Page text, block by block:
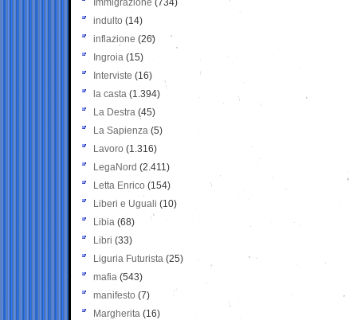
Immigrazione (734)
indulto (14)
inflazione (26)
Ingroia (15)
Interviste (16)
la casta (1.394)
La Destra (45)
La Sapienza (5)
Lavoro (1.316)
LegaNord (2.411)
Letta Enrico (154)
Liberi e Uguali (10)
Libia (68)
Libri (33)
Liguria Futurista (25)
mafia (543)
manifesto (7)
Margherita (16)